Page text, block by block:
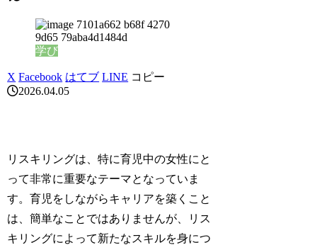
学び
X Facebook はてブ LINE コピー
2026.04.05
リスキリングは、特に育児中の女性にと
って非常に重要なテーマとなっていま
す。育児をしながらキャリアを築くこと
は、簡単なことではありませんが、リス
キリングによって新たなスキルを身につ